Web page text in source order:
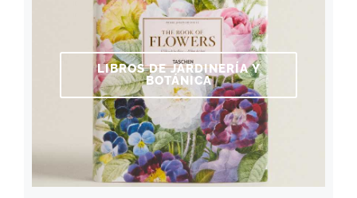
LIBROS DE JARDINERÍA Y
BOTÁNICA